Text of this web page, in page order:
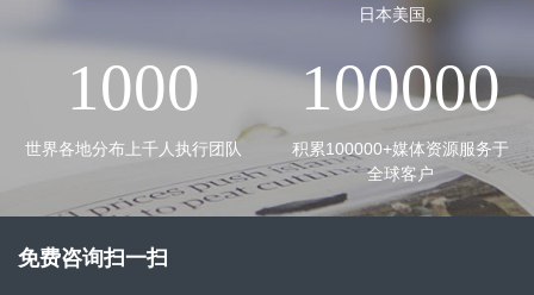
日本美国。
1000
世界各地分布上千人执行团队
100000
积累100000+媒体资源服务于
全球客户
免费咨询扫一扫